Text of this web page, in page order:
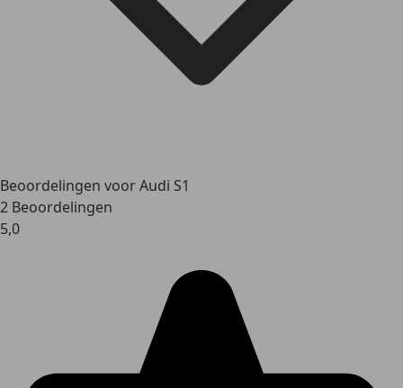
Beoordelingen voor Audi S1
2 Beoordelingen
5,0